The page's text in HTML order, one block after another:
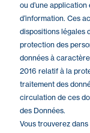
ou d’une
d’information. Ces
dispositions légales
protection des
données à
2016 relatif à la
traitement des
circulation de ces
des Données.
Vous trouverez